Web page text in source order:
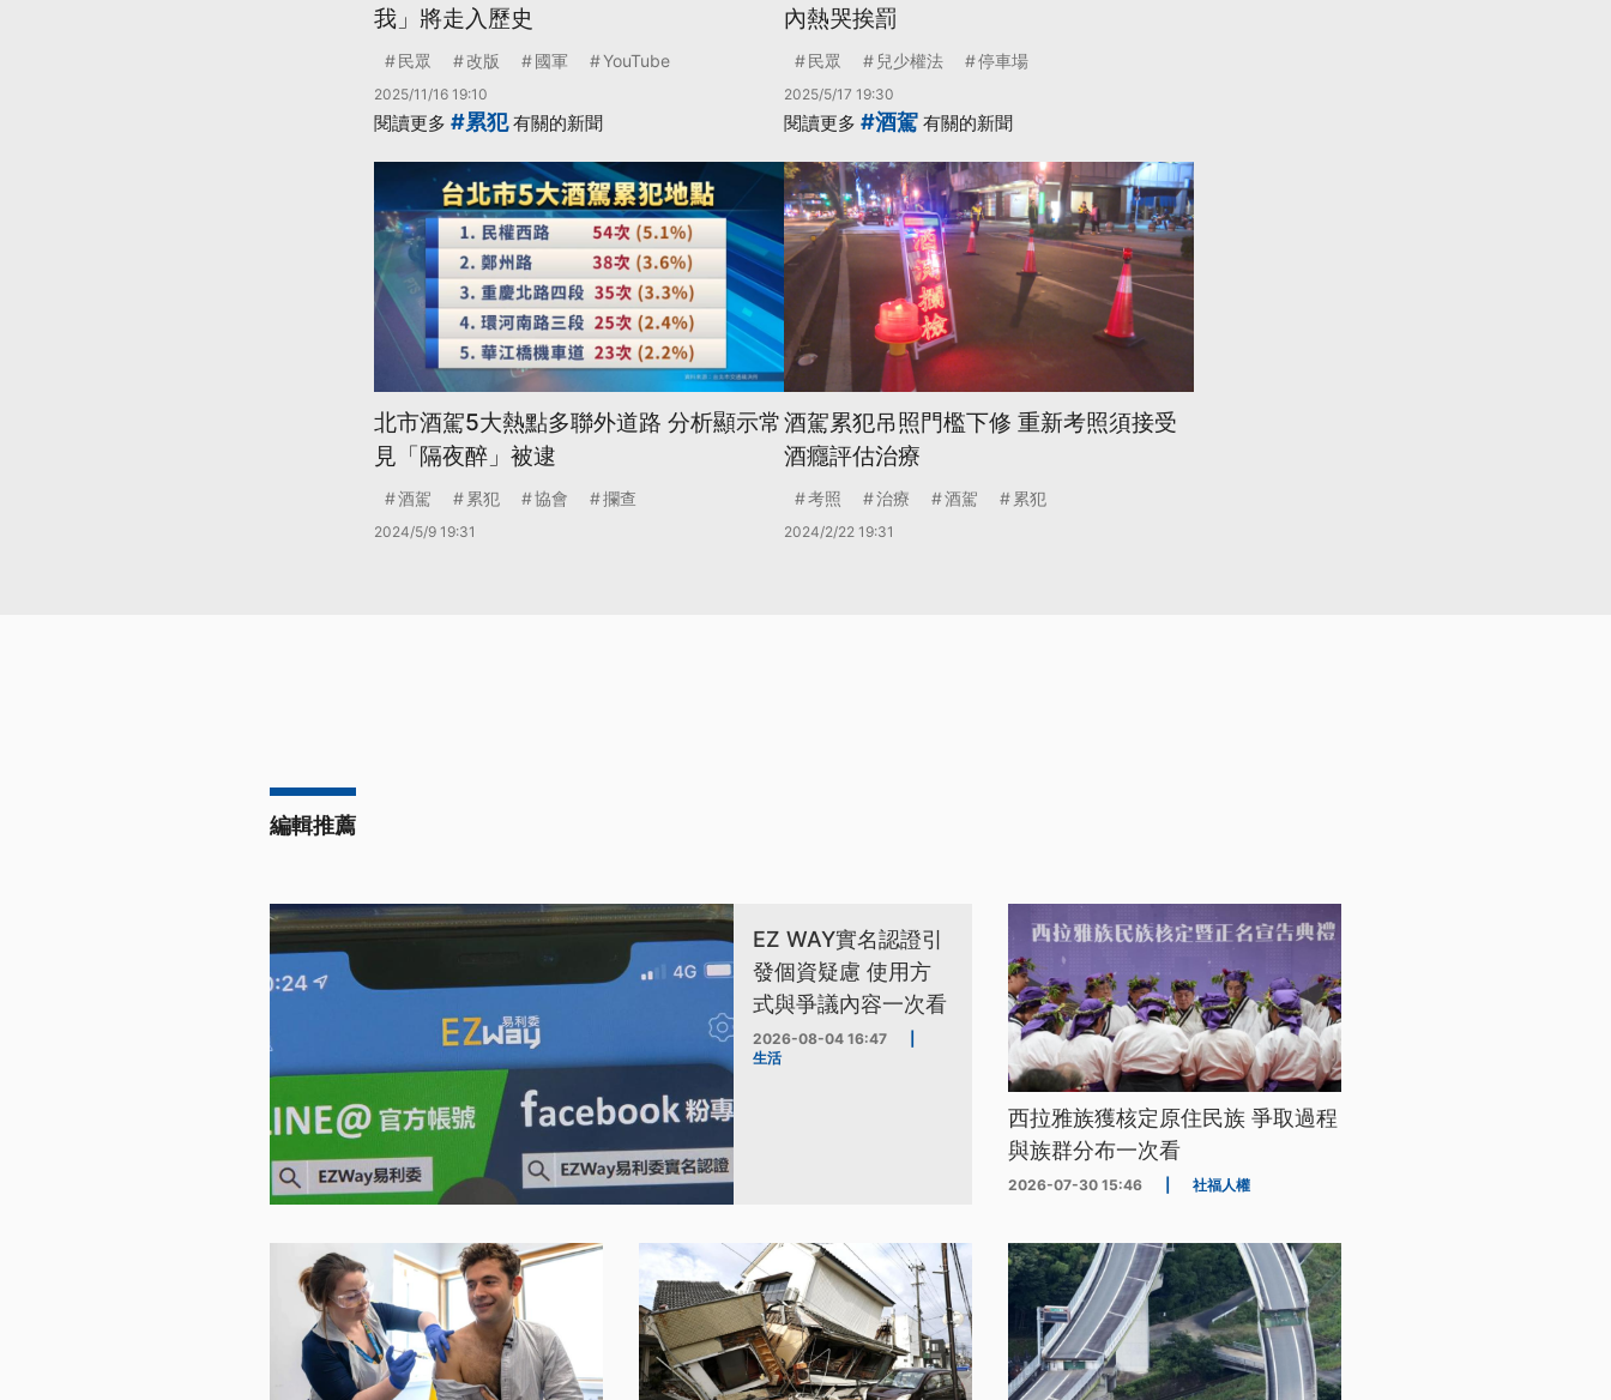
我」將走入歷史
民眾 改版 國軍 YouTube
2025/11/16 19:10
內熱哭挨罰
民眾 兒少權法 停車場
2025/5/17 19:30
閱讀更多 #累犯有關的新聞
北市酒駕5大熱點多聯外道路 分析顯示常
見「隔夜醉」被逮
酒駕 累犯 協會 攔查
2024/5/9 19:31
閱讀更多 #酒駕 有關的新聞
酒駕累犯吊照門檻下修 重新考照須接受
酒癮評估治療
考照 治療 酒駕 累犯
2024/2/22 19:31
編輯推薦
EZ WAY實名認證引
發個資疑慮 使用方
式與爭議內容一次看
2026-08-04 16:47
生活
西拉雅族獲核定原住民族 爭取過程
與族群分布一次看
2026-07-30 15:46 社福人權